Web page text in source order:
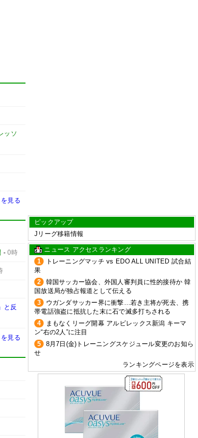
ッソ
見る
-0時
と反
見る
ピックアップ
Jリーグ移籍情報
ニュース アクセスランキング
1
トレーニングマッチ vs EDO ALL UNITED 試合結
果
2
韓国サッカー協会、外国人審判員に性的接待か 韓
国放送局が独占報道として伝える
3
ウガンダサッカー界に衝撃…若き主将が死去、携
帯電話強盗に抵抗した末に石で滅多打ちされる
4
まもなくリーグ開幕 アルビレックス新潟 キーマ
ン“右の2人”に注目
5
8月7日(金)トレーニングスケジュール変更のお知ら
せ
ランキングページを表示